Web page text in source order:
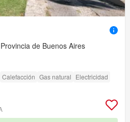
de Buenos Aires
Calefacción Gas natural Electricidad